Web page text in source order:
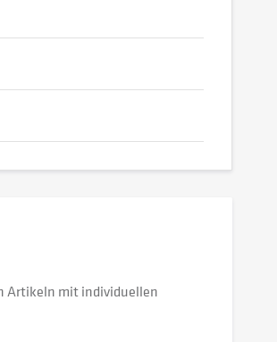
Artikeln mit individuellen